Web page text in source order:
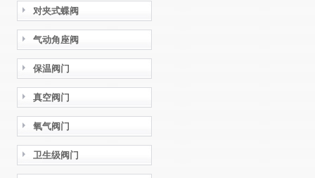
对夹式蝶阀
气动角座阀
保温阀门
真空阀门
氧气阀门
卫生级阀门